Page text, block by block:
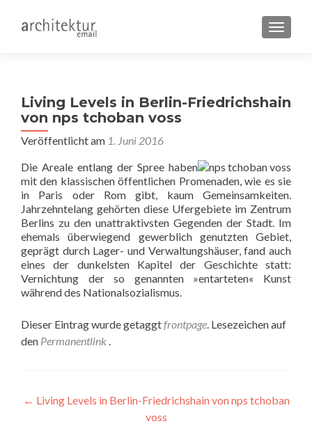
Living Levels in Berlin-Friedrichshain
von nps tchoban voss
Veröffentlicht am 1. Juni 2016
Die Areale entlang der Spree haben
mit den klassischen öffentlichen Promenaden, wie es sie
in Paris oder Rom gibt, kaum Gemeinsamkeiten.
Jahrzehntelang gehörten diese Ufergebiete im Zentrum
Berlins zu den unattraktivsten Gegenden der Stadt. Im
ehemals überwiegend gewerblich genutzten Gebiet,
geprägt durch Lager- und Verwaltungshäuser, fand auch
eines der dunkelsten Kapitel der Geschichte statt:
Vernichtung der so genannten »entarteten« Kunst
während des Nationalsozialismus.
Dieser Eintrag wurde getaggtfrontpage. Lesezeichen auf
den Permanentlink .
Beitragsnavigation
← Living Levels in Berlin-Friedrichshain von nps tchoban
voss